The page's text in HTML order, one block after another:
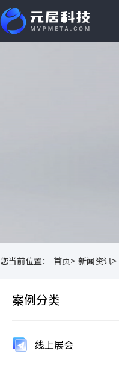
您当前位置： 首页> 新闻资讯>
案例分类
线上展会